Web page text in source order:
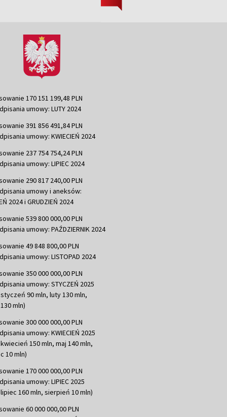
170 151 199,48 PLN
umowy: LUTY 2024
391 856 491,84 PLN
umowy: KWIECIEŃ 2024
237 754 754,24 PLN
umowy: LIPIEC 2024
290 817 240,00 PLN
umowy i aneksów:
2024 i GRUDZIEŃ 2024
539 800 000,00 PLN
umowy: PAŹDZIERNIK 2024
49 848 800,00 PLN
umowy: LISTOPAD 2024
350 000 000,00 PLN
umowy: STYCZEŃ 2025
90 mln, luty 130 mln,
mln)
300 000 000,00 PLN
umowy: KWIECIEŃ 2025
150 mln, maj 140 mln,
10 mln)
170 000 000,00 PLN
umowy: LIPIEC 2025
160 mln, sierpień 10 mln)
60 000 000,00 PLN